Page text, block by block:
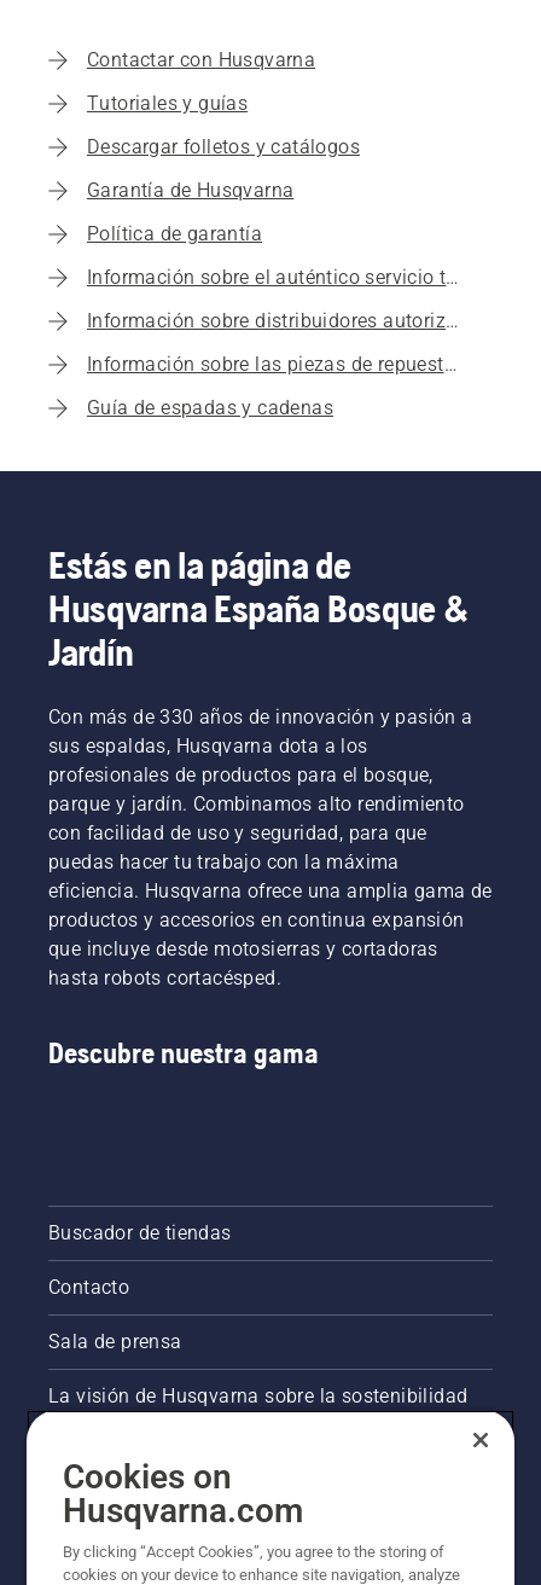
Contactar con Husqvarna
Tutoriales y guías
Descargar folletos y catálogos
Garantía de Husqvarna
Política de garantía
Información sobre el auténtico servicio técnico de Husqvarna
Información sobre distribuidores autorizados Husqvarna
Información sobre las piezas de repuesto originales Husqvarna
Guía de espadas y cadenas
Estás en la página de
Husqvarna España Bosque &
Jardín
Con más de 330 años de innovación y pasión a
sus espaldas, Husqvarna dota a los
profesionales de productos para el bosque,
parque y jardín. Combinamos alto rendimiento
con facilidad de uso y seguridad, para que
puedas hacer tu trabajo con la máxima
eficiencia. Husqvarna ofrece una amplia gama de
productos y accesorios en continua expansión
que incluye desde motosierras y cortadoras
hasta robots cortacésped.
Descubre nuestra gama
Buscador de tiendas
Contacto
Sala de prensa
La visión de Husqvarna sobre la sostenibilidad
Otros sitios de Husqvarna
Cookies on
Husqvarna.com
By clicking “Accept Cookies”, you agree to the storing of
cookies on your device to enhance site navigation, analyze